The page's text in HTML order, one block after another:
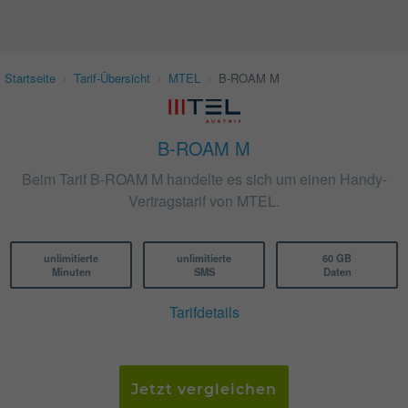
Startseite Tarif-Übersicht MTEL B-ROAM M
B-ROAM M
Beim Tarif B-ROAM M handelte es sich um einen Handy-
Vertragstarif von MTEL.
unlimitierte
Minuten
unlimitierte
SMS
60 GB
Daten
Tarifdetails
Jetzt vergleichen